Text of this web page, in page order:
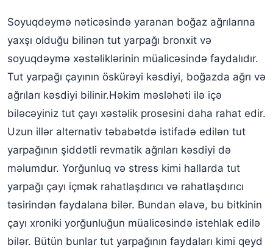
Soyuqdəymə nəticəsində yaranan boğaz ağrılarına
yaxşı olduğu bilinən tut yarpağı bronxit və
soyuqdəymə xəstəliklərinin müalicəsində faydalıdır.
Tut yarpağı çayının öskürəyi kəsdiyi, boğazda ağrı və
ağrıları kəsdiyi bilinir.Həkim məsləhəti ilə içə
biləcəyiniz tut çayı xəstəlik prosesini daha rahat edir.
Uzun illər alternativ təbabətdə istifadə edilən tut
yarpağının şiddətli revmatik ağrıları kəsdiyi də
məlumdur. Yorğunluq və stress kimi hallarda tut
yarpağı çayı içmək rahatlaşdırıcı və rahatlaşdırıcı
təsirindən faydalana bilər. Bundan əlavə, bu bitkinin
çayı xroniki yorğunluğun müalicəsində istehlak edilə
bilər. Bütün bunlar tut yarpağının faydaları kimi qeyd